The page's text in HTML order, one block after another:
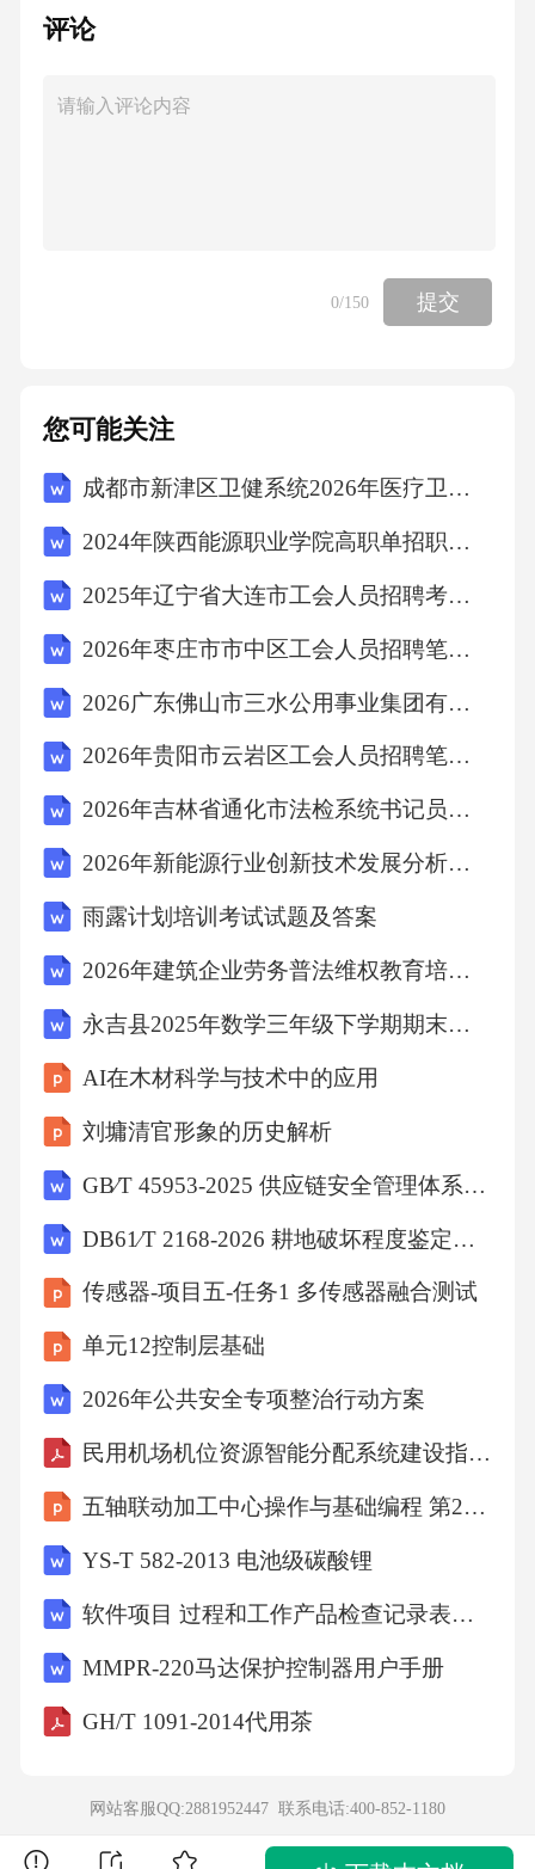
×7=651×0=+=+=1500－900=3700＋300=1-=1-=7×
×3=698×8=6×218=96×4=2．列竖式计算．70×43
4分，共24分）1．明明今年4岁，妈妈的年龄是
千克苹果，上午卖出276千克，下午又进货288
千克，现在有多少千克苹果？3．车场里停放着
倍。停车场里一共停放着多停少辆车？4．一块
长方形菜地，长18米，宽9米，一面靠墙（如
图），其它三面墙围上竹篱笆，竹篱笆长多少
米？5．优优小学一天的郊游优优小学2018年的
1月1日计划带领一年、二年和三年的全体学生
去郊游．让我们随他们一起出发吧！上午（）
（从学校出发时间）上午（）（到达游乐场的
时间）下午（）（从游乐场返回的时间）．6．
的长方形鸡舍。（接头忽略不计）
参考答案一、用心思考，认真填写。1、0.41.20.
【详解】略3、＝＞＜＜＞＜【分析】第1、2、
4、5题先计算出算式的结果再进行比较大小；
第3、6题根据小数大小比较方法进行比较。
【详解】360÷6＝60，540÷9＝60，所以360÷6＝
540÷912×5＝60，15×2＝30，所以12×5＞15×29.
9元＜10.1元160×3＝480，130×6＝780，所以160
×3＜130×6123＋0＝123，123×0＝0，所以123＋
0＞123×07.02元＜7.20元【点睛】本题主要考查
识的掌握和灵活运用。4、×【详解】略5、810
元【分析】求大约多少钱，利用乘法的估算，
把具体数值看作整十整百的数计算，9个89元大
约是多少，把9看作90，与9相乘即可解答。
【详解】89×9≈90×9＝810（元）【点睛】本题
考查乘法估算的应用，掌握估算就是把具体数
值看作整十整百的数来计算。6、58【分析】由
天多储存6个，则直接计算出每天储存的玉米个
数，据此解答即可。【详解】第1天：40＋6＝4
评论
0/150 提交
您可能关注
成都市新津区卫健系统2026年医疗卫生辅助岗招募8人（第二批）考试备考题库及答案详解
2024年陕西能源职业学院高职单招职业技能考试模拟试卷附参考答案详解【突破训练】
2025年辽宁省大连市工会人员招聘考试试题及答案详解
2026年枣庄市市中区工会人员招聘笔试备考试题及答案详解
2026广东佛山市三水公用事业集团有限公司招聘下属企业广东国康经营管理有限公司总经理1人笔试备考题库及答案详解
2026年贵阳市云岩区工会人员招聘笔试参考题库及答案详解
2026年吉林省通化市法检系统书记员招聘考试参考试题及答案详解
2026年新能源行业创新技术发展分析报告
雨露计划培训考试试题及答案
2026年建筑企业劳务普法维权教育培训试卷及考试附答案
永吉县2025年数学三年级下学期期末统考试题含答案解析
AI在木材科学与技术中的应用
刘墉清官形象的历史解析
GB∕T 45953-2025 供应链安全管理体系规范之16：“8运作-8.3风险评估和应对”专业深度解读和应用指导材料（雷泽佳编制-2026A0）
DB61∕T 2168-2026 耕地破坏程度鉴定技术规范
传感器-项目五-任务1 多传感器融合测试
单元12控制层基础
2026年公共安全专项整治行动方案
民用机场机位资源智能分配系统建设指南（TCCAATB 0025-2022）
五轴联动加工中心操作与基础编程 第2版 课件 项目四VERICUT五轴加工仿真技术认知
YS-T 582-2013 电池级碳酸锂
软件项目 过程和工作产品检查记录表全套
MMPR-220马达保护控制器用户手册
GH/T 1091-2014代用茶
网站客服QQ:2881952447 联系电话:400-852-1180